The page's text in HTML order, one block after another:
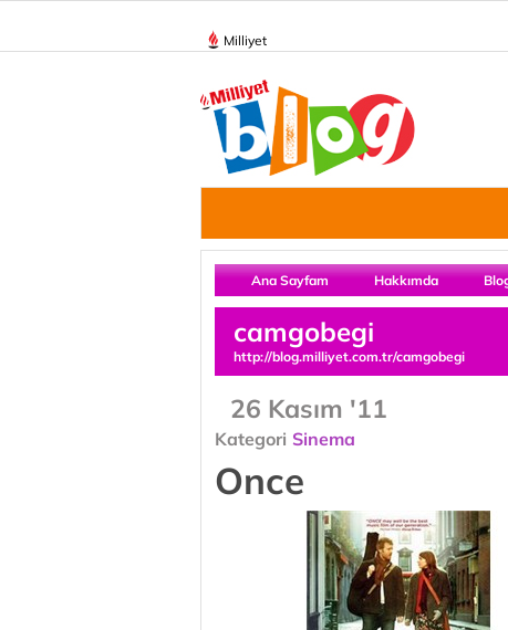
Milliyet
Ana Sayfam Hakkımda
camgobegi
http://blog.milliyet.com.tr/camgobegi
26 Kasım '11
Kategori Sinema
Once